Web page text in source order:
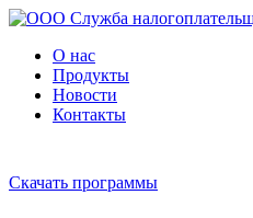
О нас
Продукты
Новости
Контакты
Скачать программы